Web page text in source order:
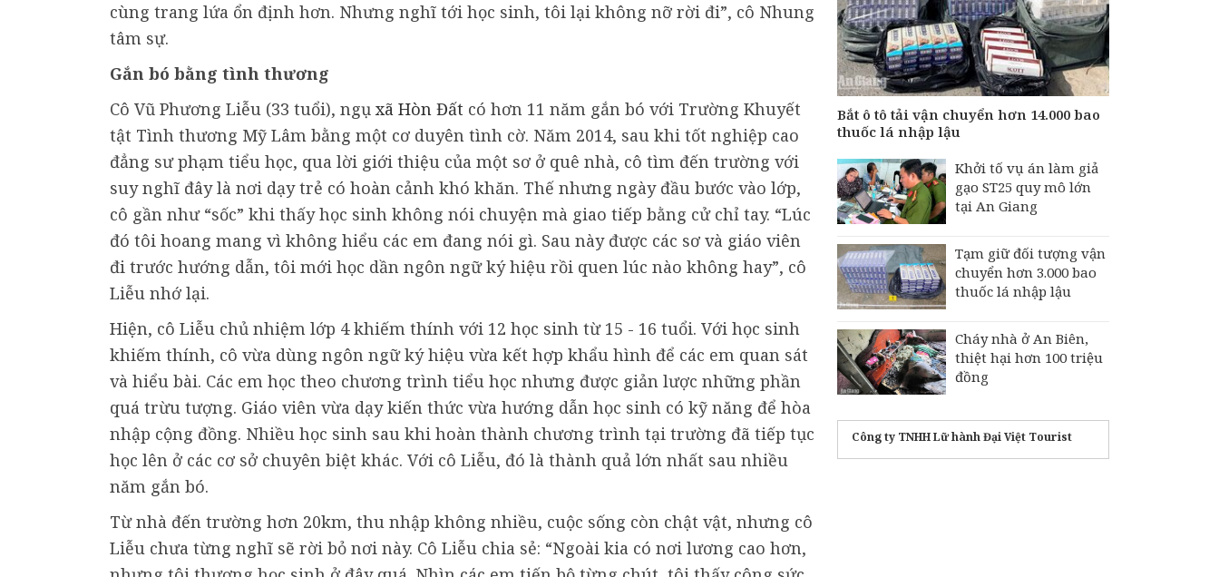
cùng trang lứa ổn định hơn. Nhưng nghĩ tới học sinh, tôi lại không nỡ rời đi”, cô Nhung
tâm sự.
Gắn bó bằng tình thương
Cô Vũ Phương Liễu (33 tuổi), ngụ xã Hòn Đất có hơn 11 năm gắn bó với Trường Khuyết
tật Tình thương Mỹ Lâm bằng một cơ duyên tình cờ. Năm 2014, sau khi tốt nghiệp cao
đẳng sư phạm tiểu học, qua lời giới thiệu của một sơ ở quê nhà, cô tìm đến trường với
suy nghĩ đây là nơi dạy trẻ có hoàn cảnh khó khăn. Thế nhưng ngày đầu bước vào lớp,
cô gần như “sốc” khi thấy học sinh không nói chuyện mà giao tiếp bằng cử chỉ tay. “Lúc
đó tôi hoang mang vì không hiểu các em đang nói gì. Sau này được các sơ và giáo viên
đi trước hướng dẫn, tôi mới học dần ngôn ngữ ký hiệu rồi quen lúc nào không hay”, cô
Liễu nhớ lại.
Hiện, cô Liễu chủ nhiệm lớp 4 khiếm thính với 12 học sinh từ 15 - 16 tuổi. Với học sinh
khiếm thính, cô vừa dùng ngôn ngữ ký hiệu vừa kết hợp khẩu hình để các em quan sát
và hiểu bài. Các em học theo chương trình tiểu học nhưng được giản lược những phần
quá trừu tượng. Giáo viên vừa dạy kiến thức vừa hướng dẫn học sinh có kỹ năng để hòa
nhập cộng đồng. Nhiều học sinh sau khi hoàn thành chương trình tại trường đã tiếp tục
học lên ở các cơ sở chuyên biệt khác. Với cô Liễu, đó là thành quả lớn nhất sau nhiều
năm gắn bó.
Từ nhà đến trường hơn 20km, thu nhập không nhiều, cuộc sống còn chật vật, nhưng cô
Liễu chưa từng nghĩ sẽ rời bỏ nơi này. Cô Liễu chia sẻ: “Ngoài kia có nơi lương cao hơn,
Bắt ô tô tải vận chuyển hơn 14.000 bao
thuốc lá nhập lậu
Khởi tố vụ án làm giả
gạo ST25 quy mô lớn
tại An Giang
Tạm giữ đối tượng vận
chuyển hơn 3.000 bao
thuốc lá nhập lậu
Cháy nhà ở An Biên,
thiệt hại hơn 100 triệu
đồng
Công ty TNHH Lữ hành Đại Việt Tourist